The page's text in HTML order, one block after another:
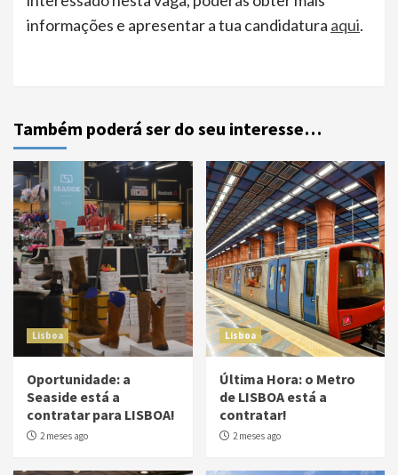
informações e apresentar a tua candidatura aqui.
Também poderá ser do seu interesse…
Lisboa
Oportunidade: a
Seaside está a
contratar para LISBOA!
2 meses ago
Lisboa
Última Hora: o Metro
de LISBOA está a
contratar!
2 meses ago